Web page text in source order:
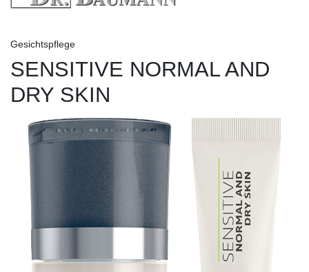
Gesichtspflege
SENSITIVE NORMAL AND
DRY SKIN